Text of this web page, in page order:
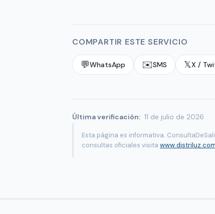
COMPARTIR ESTE SERVICIO
💬WhatsApp ✉️SMS 𝕏X /
Última verificación: 11 de julio de 2026
Esta página es informativa.
consultas oficiales visita